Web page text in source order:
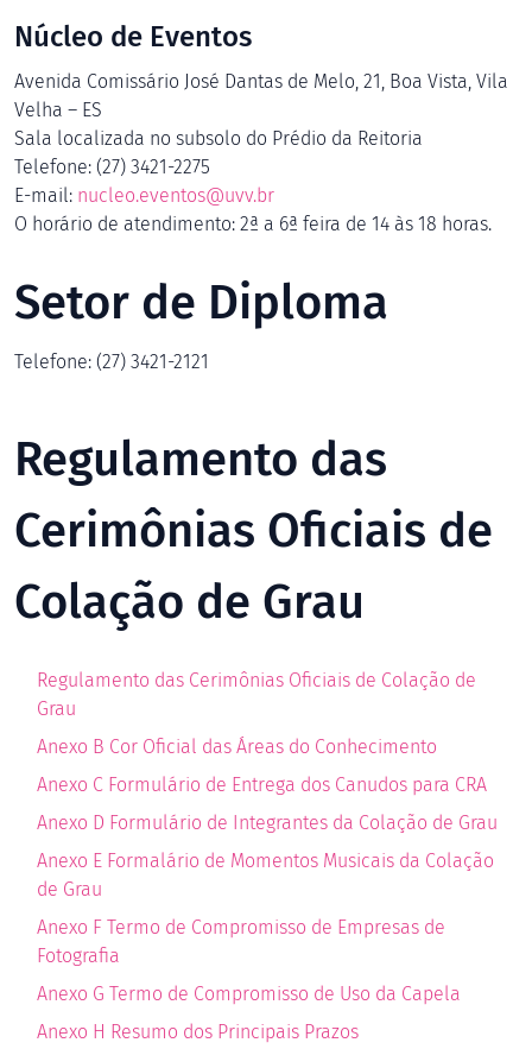
Núcleo de Eventos
Avenida Comissário José Dantas de Melo, 21, Boa Vista, Vila
Velha – ES
Sala localizada no subsolo do Prédio da Reitoria
Telefone: (27) 3421-2275
E-mail: nucleo.eventos@uvv.br
O horário de atendimento: 2ª a 6ª feira de 14 às 18 horas.
Setor de Diploma
Telefone: (27) 3421-2121
Regulamento das
Cerimônias Oficiais de
Colação de Grau
Regulamento das Cerimônias Oficiais de Colação de
Grau
Anexo B Cor Oficial das Áreas do Conhecimento
Anexo C Formulário de Entrega dos Canudos para CRA
Anexo D Formulário de Integrantes da Colação de Grau
Anexo E Formalário de Momentos Musicais da Colação
de Grau
Anexo F Termo de Compromisso de Empresas de
Fotografia
Anexo G Termo de Compromisso de Uso da Capela
Anexo H Resumo dos Principais Prazos